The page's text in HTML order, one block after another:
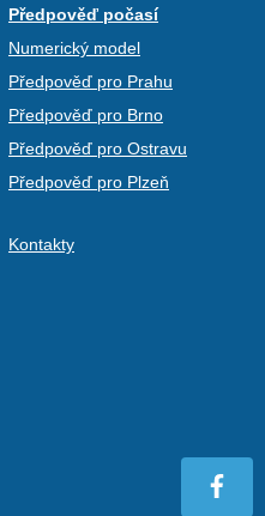
Předpověď počasí
Numerický model
Předpověď pro Prahu
Předpověď pro Brno
Předpověď pro Ostravu
Předpověď pro Plzeň
Kontakty